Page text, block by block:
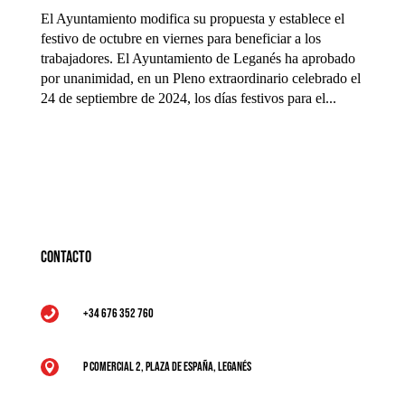
El Ayuntamiento modifica su propuesta y establece el
festivo de octubre en viernes para beneficiar a los
trabajadores. El Ayuntamiento de Leganés ha aprobado
por unanimidad, en un Pleno extraordinario celebrado el
24 de septiembre de 2024, los días festivos para el...
Contacto
 +34 676 352 760
 P Comercial 2, Plaza de España, Leganés